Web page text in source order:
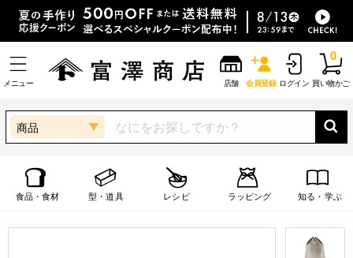
メニュー 店舗 会員登録 ログイン 買い物かご
0
商品
食品・食材 型・道具 レシピ ラッピング 知る・学ぶ